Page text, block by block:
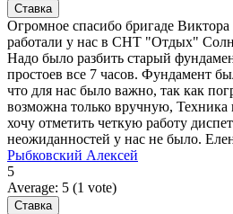
Огромное спасибо бригаде
работали у нас в СНТ "Отдых"
Надо было разбить старый
простоев все 7 часов. Фундамент
что для нас было важно, так как
возможна только вручную,
хочу отметить четкую работу
неожиданностей у нас не было.
Рыбковский Алексей
5
Average: 5 (1 vote)